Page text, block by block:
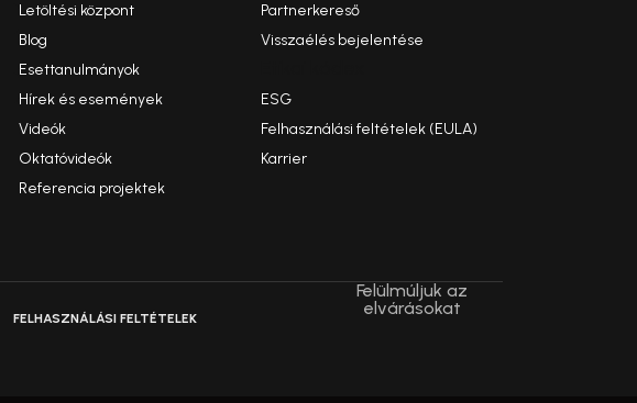
Letöltési központ
Blog
Esettanulmányok
Hírek és események
Videók
Oktatóvideók
Referencia projektek
Partnerkereső
Visszaélés bejelentése
ESG
Felhasználási feltételek (EULA)
Karrier
FELHASZNÁLÁSI FELTÉTELEK
Felülmúljuk az
elvárásokat